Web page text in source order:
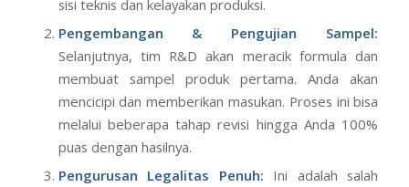
sisi teknis dan kelayakan produksi.
Pengembangan & Pengujian Sampel:
Selanjutnya, tim R&D akan meracik formula dan
membuat sampel produk pertama. Anda akan
mencicipi dan memberikan masukan. Proses ini bisa
melalui beberapa tahap revisi hingga Anda 100%
puas dengan hasilnya.
Pengurusan Legalitas Penuh: Ini adalah salah